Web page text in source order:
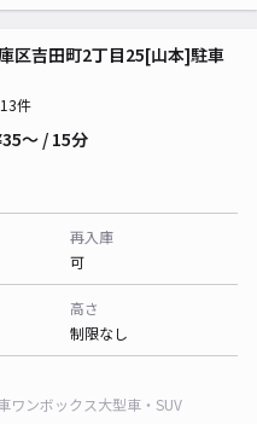
区吉田町2丁目25[山本]駐車
件
〜 / 15分
再入庫
可
高さ
制限なし
ワンボックス大型車・SUV